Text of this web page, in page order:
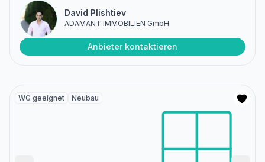
David Plishtiev
ADAMANT IMMOBILIEN GmbH
Anbieter kontaktieren
WG geeignet Neubau